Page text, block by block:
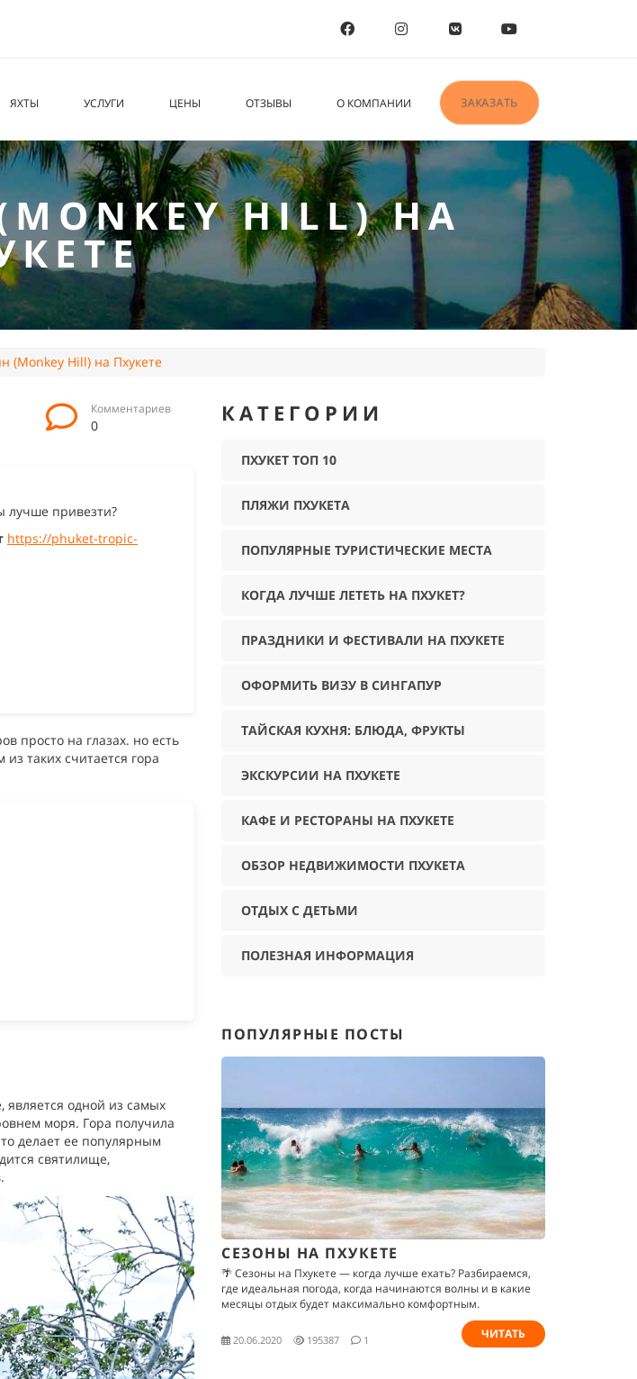
ЯХТЫ УСЛУГИ ЦЕНЫ ОТЗЫВЫ О КОМПАНИИ ЗАКАЗАТЬ
HILL) НА
(Monkey Hill) на Пхукете
Комментариев
0
лучше привезти?
https://phuket-tropic-
просто на глазах. но есть
таких считается гора
является одной из самых
моря. Гора получила
делает ее популярным
святилище,
КАТЕГОРИИ
ПХУКЕТ ТОП 10
ПЛЯЖИ ПХУКЕТА
ПОПУЛЯРНЫЕ ТУРИСТИЧЕСКИЕ МЕСТА
КОГДА ЛУЧШЕ ЛЕТЕТЬ НА ПХУКЕТ?
ПРАЗДНИКИ И ФЕСТИВАЛИ НА ПХУКЕТЕ
ОФОРМИТЬ ВИЗУ В СИНГАПУР
ТАЙСКАЯ КУХНЯ: БЛЮДА, ФРУКТЫ
ЭКСКУРСИИ НА ПХУКЕТЕ
КАФЕ И РЕСТОРАНЫ НА ПХУКЕТЕ
ОБЗОР НЕДВИЖИМОСТИ ПХУКЕТА
ОТДЫХ С ДЕТЬМИ
ПОЛЕЗНАЯ ИНФОРМАЦИЯ
ПОПУЛЯРНЫЕ ПОСТЫ
СЕЗОНЫ НА ПХУКЕТЕ
🌴 Сезоны на Пхукете — когда лучше ехать? Разбираемся,
где идеальная погода, когда начинаются волны и в какие
месяцы отдых будет максимально комфортным.
20.06.2020 195387 1 ЧИТАТЬ